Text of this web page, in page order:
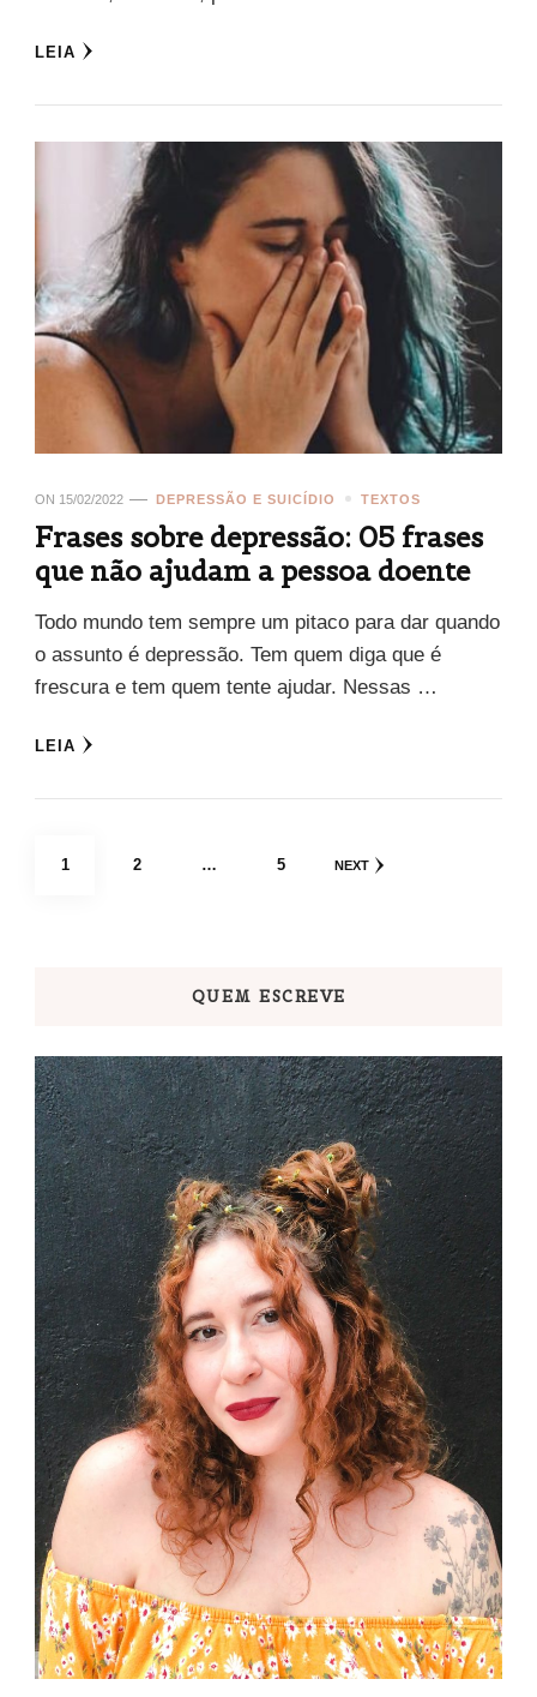
LEIA
ON 15/02/2022 DEPRESSÃO E SUICÍDIO TEXTOS
Frases sobre depressão: 05 frases
que não ajudam a pessoa doente
Todo mundo tem sempre um pitaco para dar quando
o assunto é depressão. Tem quem diga que é
frescura e tem quem tente ajudar. Nessas …
LEIA
Paginação
PAGE
1 PAGE
2 … PAGE
5 NEXT
QUEM ESCREVE